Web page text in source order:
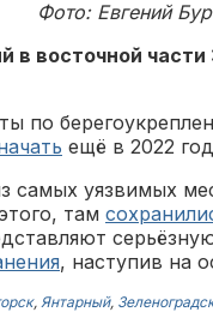
Фото: Евгений
восточной части
по
ещё в 2022
уязвимых
там
, наступив на
, Янтарный,